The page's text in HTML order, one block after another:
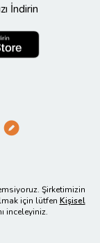
İndirin
Şirketimizin
için lütfen Kişisel
inceleyiniz.